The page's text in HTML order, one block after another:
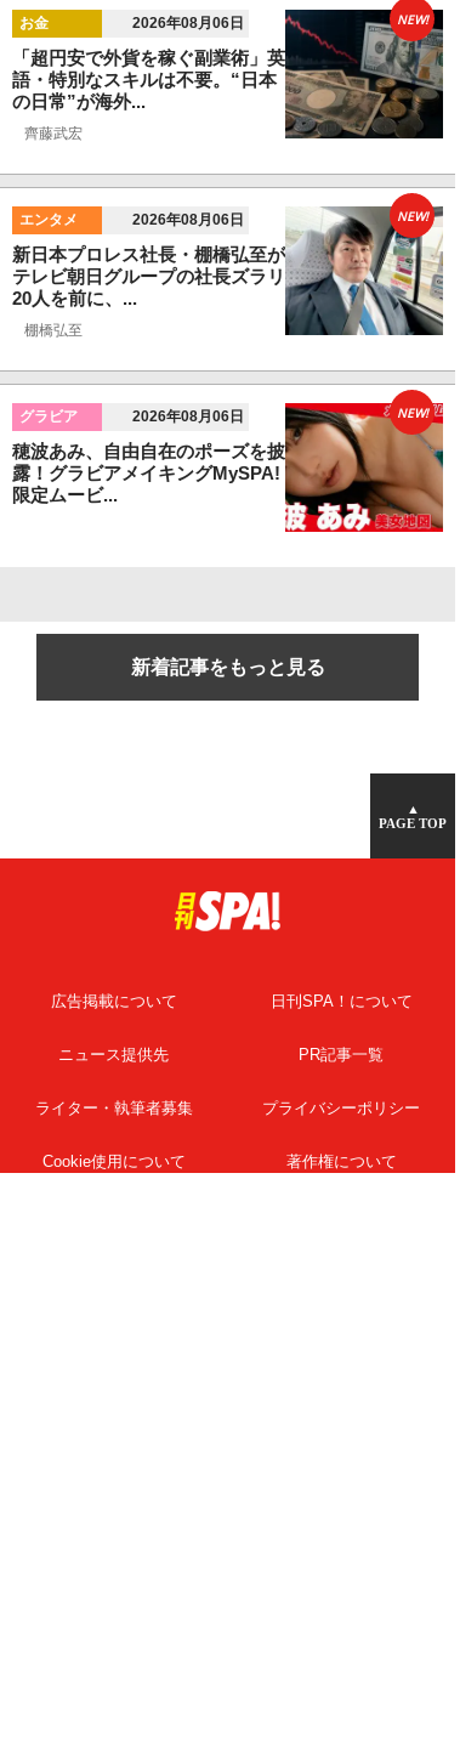
お金 2026年08月06日
「超円安で外貨を稼ぐ副業術」英
語・特別なスキルは不要。“日本
の日常”が海外...
齊藤武宏
NEW!
エンタメ 2026年08月06日
新日本プロレス社長・棚橋弘至が
テレビ朝日グループの社長ズラリ
20人を前に、...
棚橋弘至
NEW!
グラビア 2026年08月06日
穂波あみ、自由自在のポーズを披
露！グラビアメイキングMySPA!
限定ムービ...
NEW!
新着記事をもっと見る
▲
PAGE TOP
広告掲載について 日刊SPA！について
ニュース提供先 PR記事一覧
ライター・執筆者募集 プライバシーポリシー
Cookie使用について 著作権について